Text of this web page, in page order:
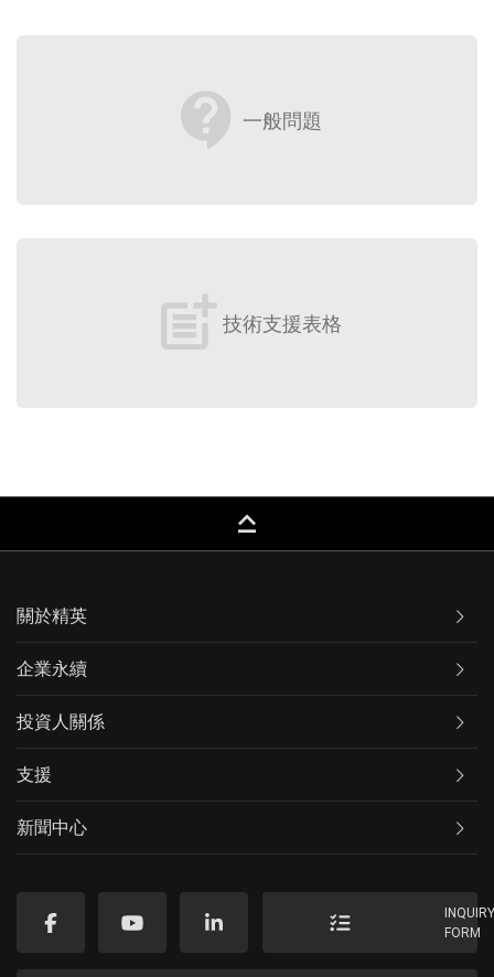
contact_support 一般問題
post_add 技術支援表格
keyboard_capslock
關於精英
企業永續
投資人關係
支援
新聞中心
FORM